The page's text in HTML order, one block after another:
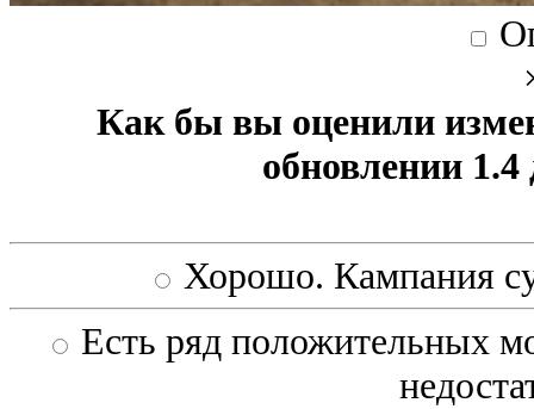
Как бы вы оценили
обновлении
Хорошо. Кампания
Есть ряд положительных